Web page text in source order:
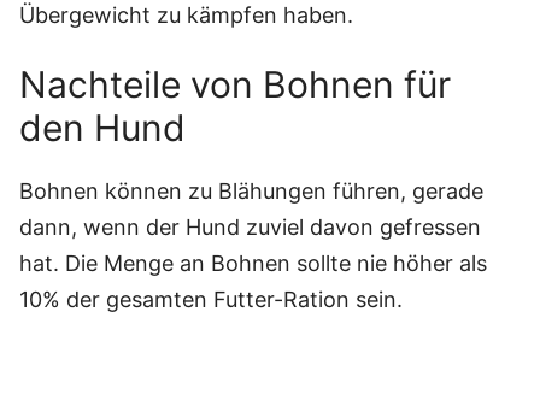
Übergewicht zu kämpfen haben.
Nachteile von Bohnen für
den Hund
Bohnen können zu Blähungen führen, gerade
dann, wenn der Hund zuviel davon gefressen
hat. Die Menge an Bohnen sollte nie höher als
10% der gesamten Futter-Ration sein.